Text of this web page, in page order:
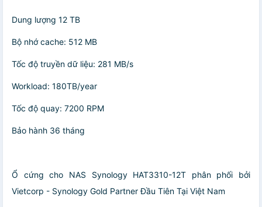
Dung lượng 12 TB
Bộ nhớ cache: 512 MB
Tốc độ truyền dữ liệu: 281 MB/s
Workload: 180TB/year
Tốc độ quay: 7200 RPM
Bảo hành 36 tháng
Ổ cứng cho NAS Synology HAT3310-12T phân phối bởi
Vietcorp - Synology Gold Partner Đầu Tiên Tại Việt Nam